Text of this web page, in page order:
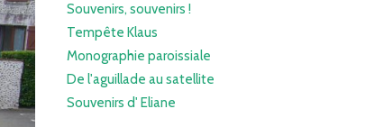
Souvenirs, souvenirs !
Tempête Klaus
Monographie paroissiale
De l'aguillade au satellite
Souvenirs d' Eliane